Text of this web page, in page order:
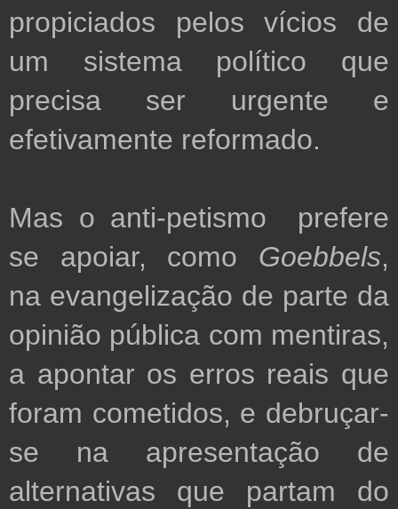
propiciados pelos vícios de
um sistema político que
precisa ser urgente e
efetivamente reformado.
Mas o anti-petismo  prefere
se apoiar, como Goebbels,
na evangelização de parte da
opinião pública com mentiras,
a apontar os erros reais que
foram cometidos, e debruçar-
se na apresentação de
alternativas que partam do